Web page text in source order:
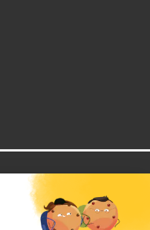
tous les petits bobos